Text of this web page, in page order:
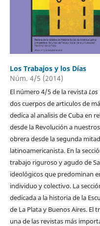
Los Trabajos y los Días
Núm. 4/5 (2014)
El número 4/5 de la revistaLos
dos cuerpos de articulos de
dedica al analisis de Cuba en
desde la Revolución a
obrera desde la segunda
latinoamericanista. En la
trabajo riguroso y agudo de
ideológicos que predominan
individuo y colectivo. La
dedicada a la historia de la
de La Plata y Buenos Aires. El
una de las revistas más